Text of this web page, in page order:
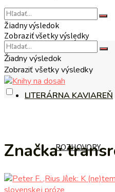
NA TÉMU
LITERÁRNA KAVIAREŇ
ROZHOVORY
Žiadny výsledok
Zobraziť všetky výsledky
Žiadny výsledok
Zobraziť všetky výsledky
Značka: